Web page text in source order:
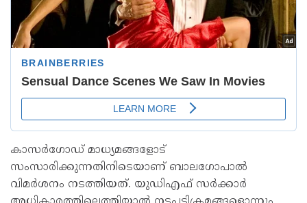
കാസർഗോഡ് മാധ‍്യമങ്ങളോട്
സംസാരിക്കുന്നതിനിടെയാണ് ബാലഗോപാൽ
വിമർശനം നടത്തിയത്. യുഡിഎഫ് സർക്കാർ